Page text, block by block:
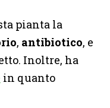
pianta la
, antibiotico, e
Inoltre, ha
in quanto